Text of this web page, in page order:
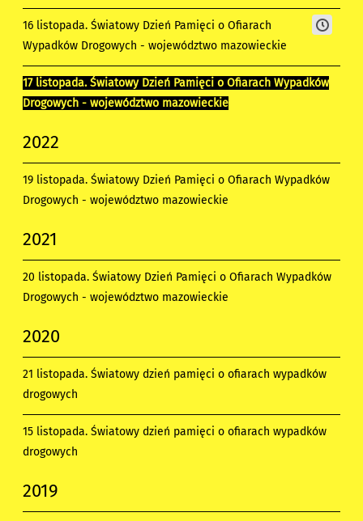
16 listopada. Światowy Dzień Pamięci o Ofiarach
Wypadków Drogowych - województwo mazowieckie
17 listopada. Światowy Dzień Pamięci o Ofiarach Wypadków
Drogowych - województwo mazowieckie
2022
19 listopada. Światowy Dzień Pamięci o Ofiarach Wypadków
Drogowych - województwo mazowieckie
2021
20 listopada. Światowy Dzień Pamięci o Ofiarach Wypadków
Drogowych - województwo mazowieckie
2020
21 listopada. Światowy dzień pamięci o ofiarach wypadków
drogowych
15 listopada. Światowy dzień pamięci o ofiarach wypadków
drogowych
2019